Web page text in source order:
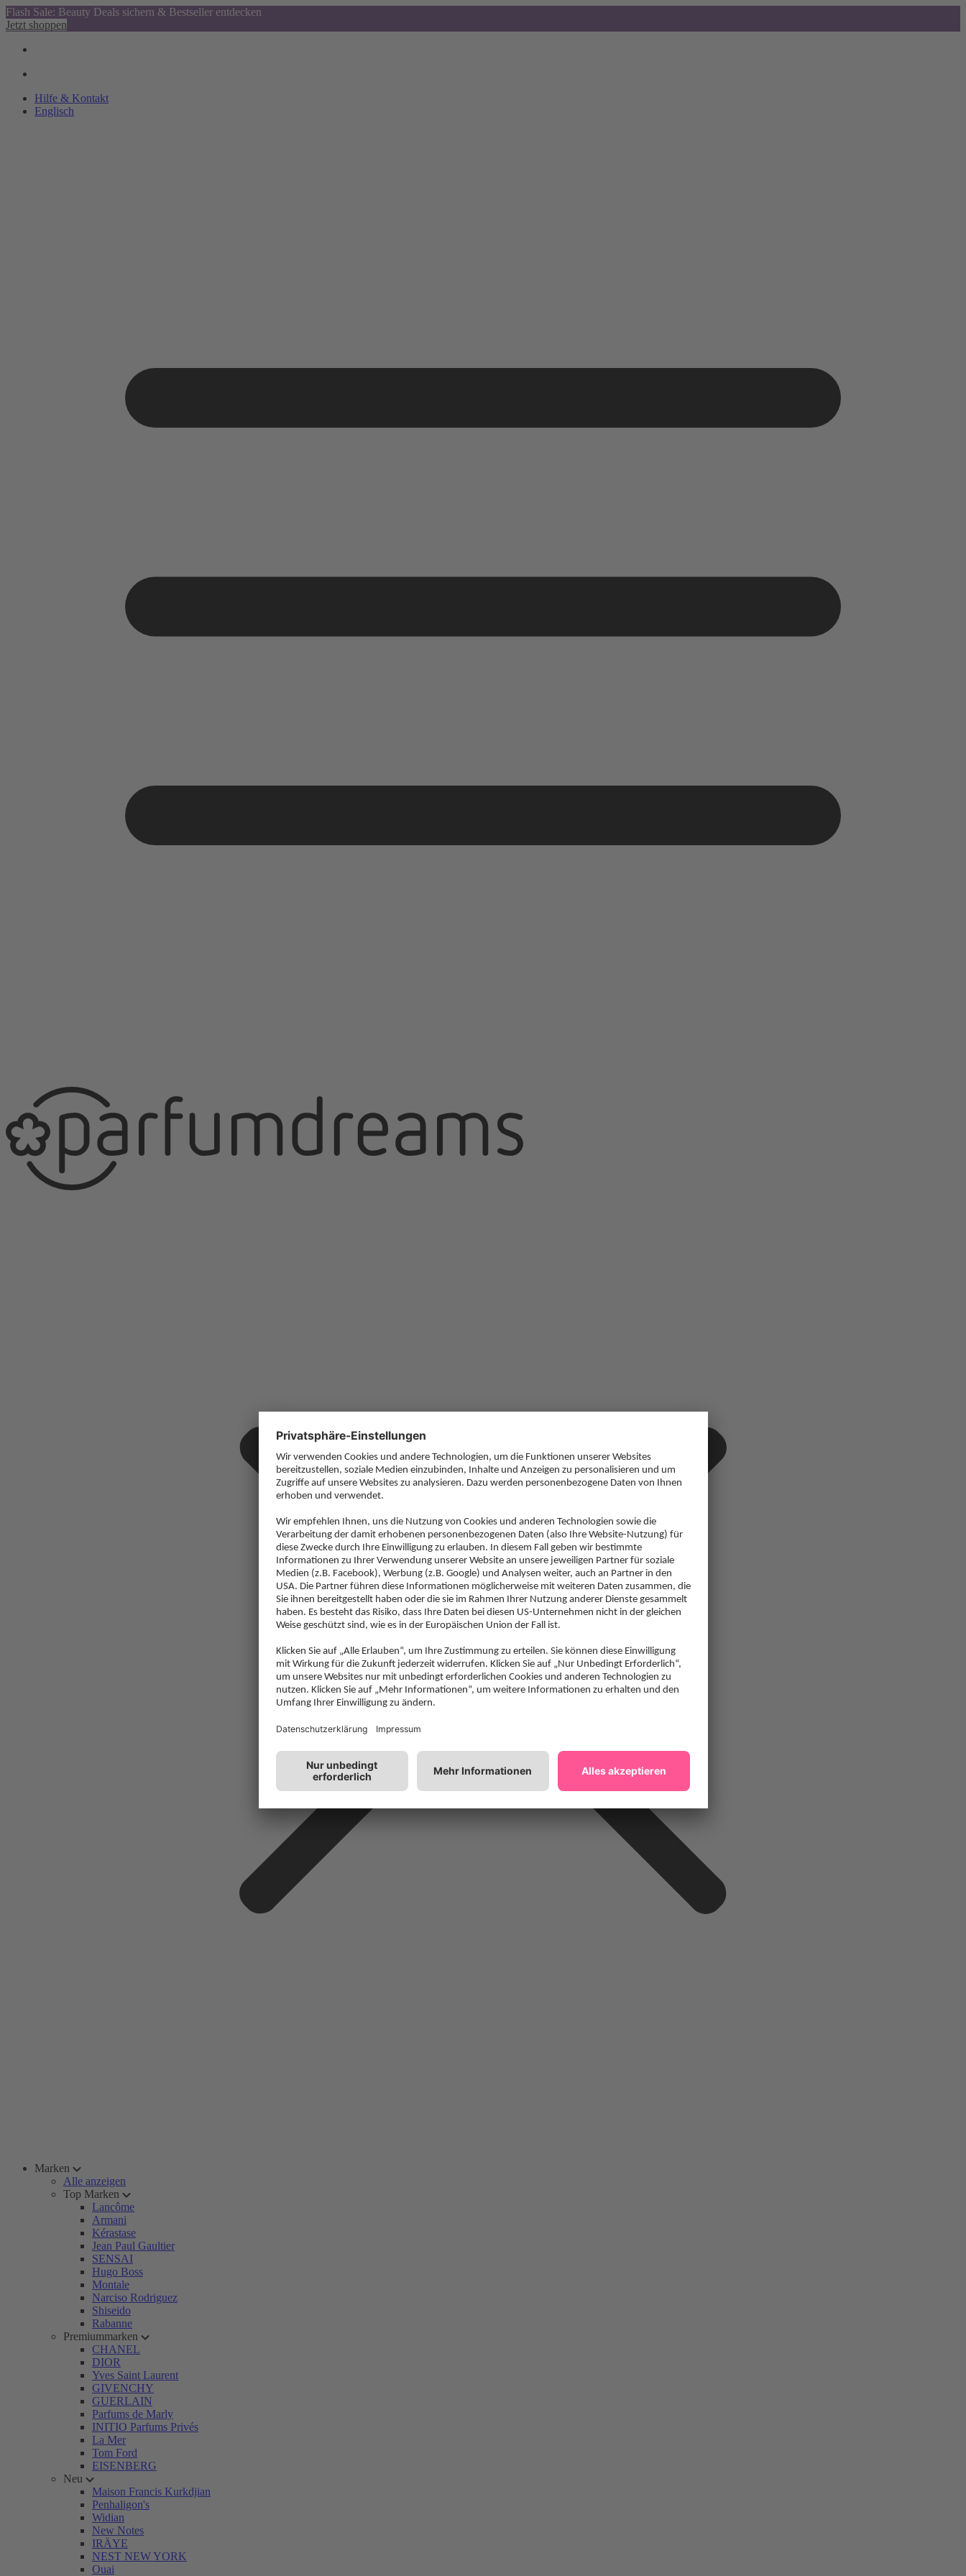
Flash Sale: Beauty Deals sichern & Bestseller entdecken
Jetzt shoppen
Hilfe & Kontakt
Englisch
Marken
Alle anzeigen
Top Marken
Lancôme
Armani
Kérastase
Jean Paul Gaultier
SENSAI
Hugo Boss
Montale
Narciso Rodriguez
Shiseido
Rabanne
Premiummarken
CHANEL
DIOR
Yves Saint Laurent
GIVENCHY
GUERLAIN
Parfums de Marly
INITIO Parfums Privés
La Mer
Tom Ford
EISENBERG
Neu
Maison Francis Kurkdjian
Penhaligon's
Widian
New Notes
IRÄYE
NEST NEW YORK
Ouai